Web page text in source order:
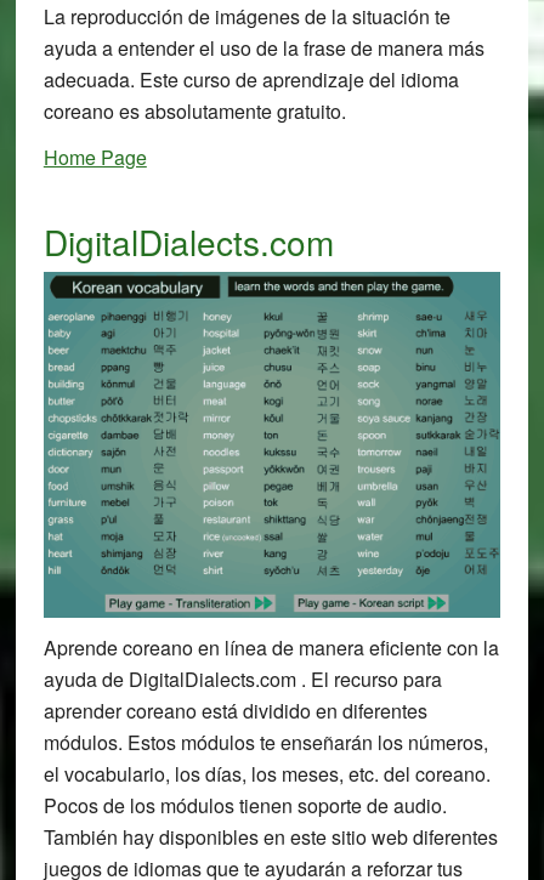
La reproducción de imágenes de la situación te
ayuda a entender el uso de la frase de manera más
adecuada. Este curso de aprendizaje del idioma
coreano es absolutamente gratuito.
Home Page
DigitalDialects.com
Aprende coreano en línea de manera eficiente con la
ayuda de DigitalDialects.com . El recurso para
aprender coreano está dividido en diferentes
módulos. Estos módulos te enseñarán los números,
el vocabulario, los días, los meses, etc. del coreano.
Pocos de los módulos tienen soporte de audio.
También hay disponibles en este sitio web diferentes
juegos de idiomas que te ayudarán a reforzar tus